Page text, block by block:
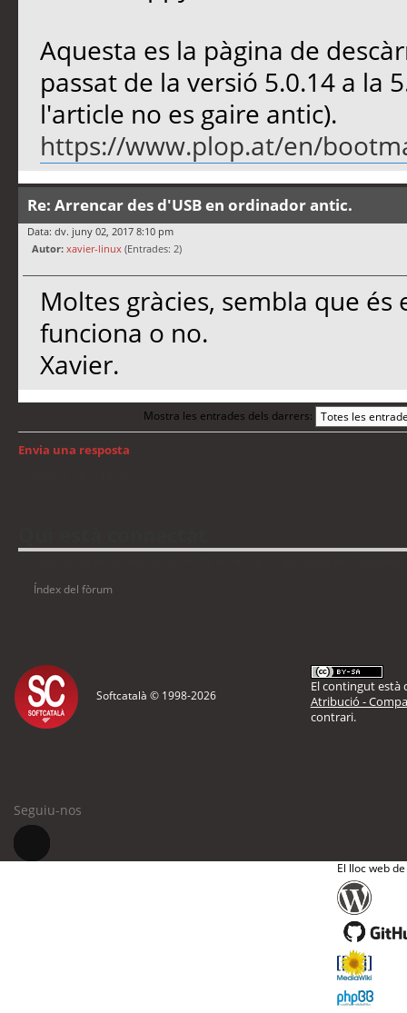
Aquesta es la pàgina de
passat de la versió 5.0.14 a la
l'article no es gaire antic).
https://www.plop.at/en/
Re: Arrencar des d'USB en ordinador antic.
Data: dv. juny 02, 2017 8:10 pm
Autor: xavier-linux (Entrades: 2)
Moltes gràcies, sembla que
funciona o no.
Xavier.
Mostra les entrades dels darrers:
Envia una resposta
Índex del fòrum
Softcatalà © 1998-2026
El contingut està
Atribució -
contrari.
Seguiu-nos
El lloc web